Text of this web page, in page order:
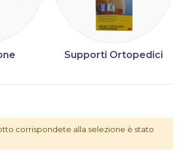
Supporti Ortopedici
corrispondete alla selezione è stato